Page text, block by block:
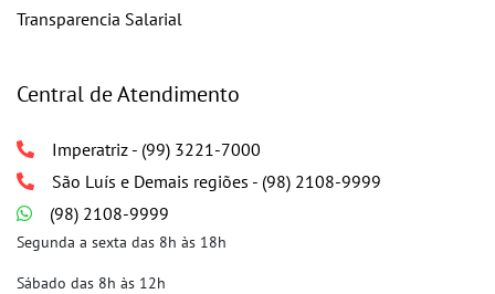
Transparencia Salarial
Central de Atendimento
Imperatriz - (99) 3221-7000
São Luís e Demais regiões - (98) 2108-9999
(98) 2108-9999
Segunda a sexta das 8h às 18h
Sábado das 8h às 12h